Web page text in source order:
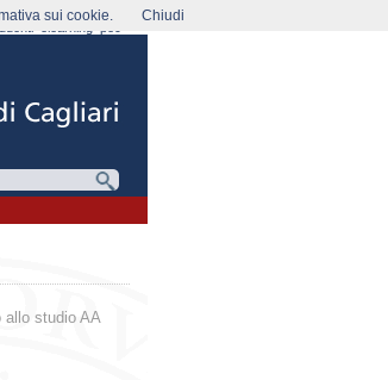
allo studio AA
sui cookie. Chiudi